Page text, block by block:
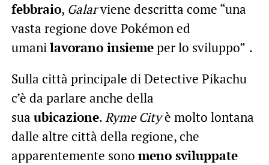
febbraio, Galarviene descritta come “una
vasta regione dove Pokémon ed
umanilavorano insiemeper lo sviluppo” .
Sulla città principale di Detective Pikachu
c’è da parlare anche della
sua ubicazione.Ryme Cityè molto lontana
dalle altre città della regione, che
apparentemente sono meno sviluppate